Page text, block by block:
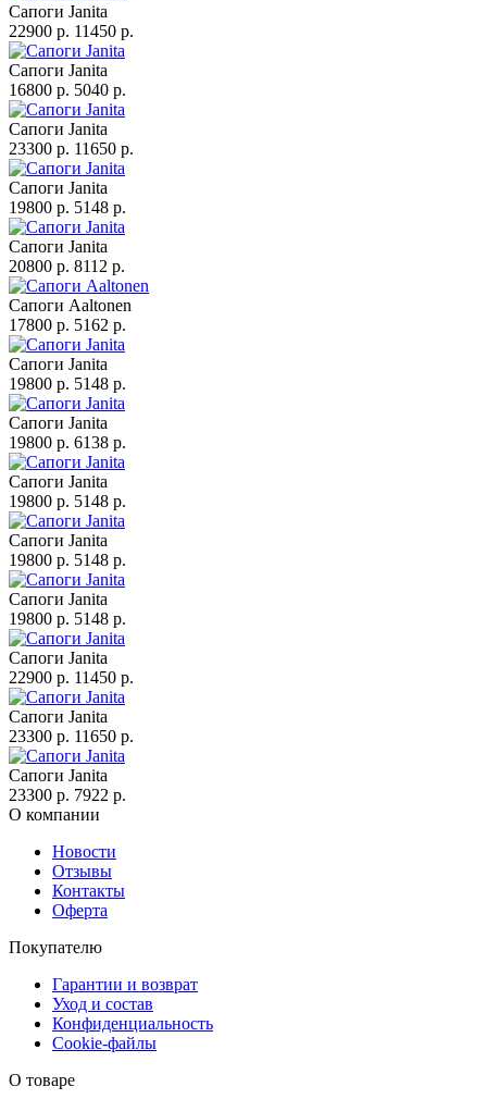
Сапоги Janita
22900 p. 11450 p.
Сапоги Janita
16800 p. 5040 p.
Сапоги Janita
23300 p. 11650 p.
Сапоги Janita
19800 p. 5148 p.
Сапоги Janita
20800 p. 8112 p.
Сапоги Aaltonen
17800 p. 5162 p.
Сапоги Janita
19800 p. 5148 p.
Сапоги Janita
19800 p. 6138 p.
Сапоги Janita
19800 p. 5148 p.
Сапоги Janita
19800 p. 5148 p.
Сапоги Janita
19800 p. 5148 p.
Сапоги Janita
22900 p. 11450 p.
Сапоги Janita
23300 p. 11650 p.
Сапоги Janita
23300 p. 7922 p.
О компании
Новости
Отзывы
Контакты
Оферта
Покупателю
Гарантии и возврат
Уход и состав
Конфиденциальность
Cookie-файлы
О товаре